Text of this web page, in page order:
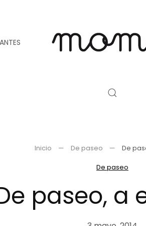
Inicio De paseo
De
De paseo
paseo, a